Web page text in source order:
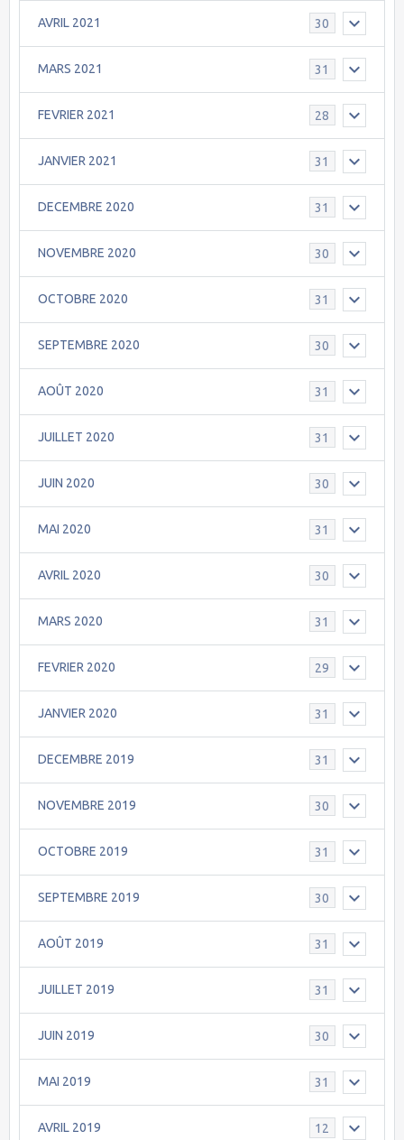
AVRIL 2021 30
MARS 2021 31
FEVRIER 2021 28
JANVIER 2021 31
DECEMBRE 2020 31
NOVEMBRE 2020 30
OCTOBRE 2020 31
SEPTEMBRE 2020 30
AOÛT 2020 31
JUILLET 2020 31
JUIN 2020 30
MAI 2020 31
AVRIL 2020 30
MARS 2020 31
FEVRIER 2020 29
JANVIER 2020 31
DECEMBRE 2019 31
NOVEMBRE 2019 30
OCTOBRE 2019 31
SEPTEMBRE 2019 30
AOÛT 2019 31
JUILLET 2019 31
JUIN 2019 30
MAI 2019 31
AVRIL 2019 12